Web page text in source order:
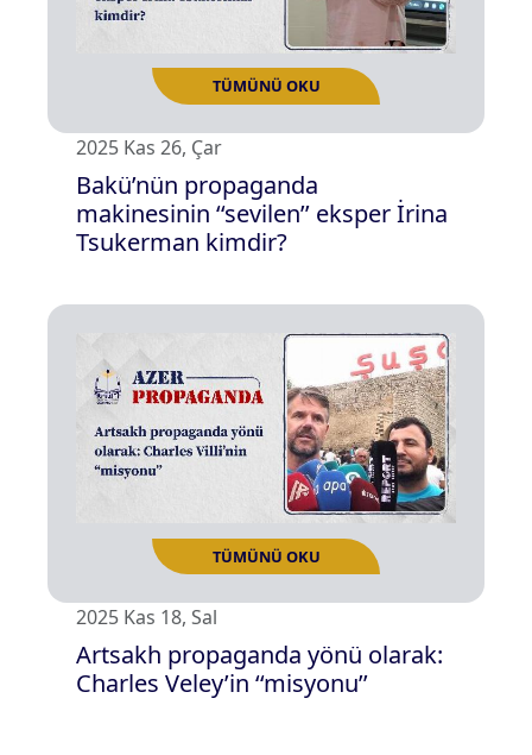
TÜMÜNÜ OKU
2025 Kas 26, Çar
Bakü’nün propaganda
makinesinin ‘‘sevilen’’ eksper İrina
Tsukerman kimdir?
2025 Kas 18, Sal
Artsakh propaganda yönü olarak:
Charles Veley’in ‘‘misyonu’’